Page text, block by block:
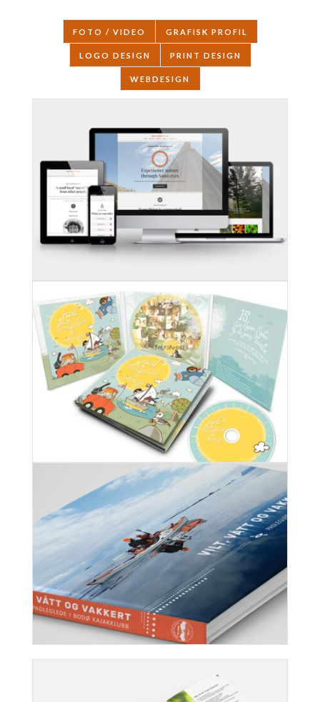
FOTO / VIDEO GRAFISK PROFIL
LOGO DESIGN PRINT DESIGN
WEBDESIGN